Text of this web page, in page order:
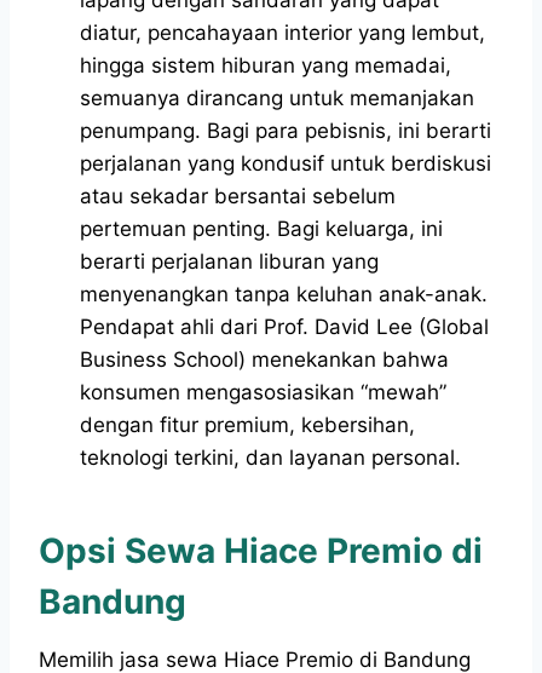
diatur, pencahayaan interior yang lembut,
hingga sistem hiburan yang memadai,
semuanya dirancang untuk memanjakan
penumpang. Bagi para pebisnis, ini berarti
perjalanan yang kondusif untuk berdiskusi
atau sekadar bersantai sebelum
pertemuan penting. Bagi keluarga, ini
berarti perjalanan liburan yang
menyenangkan tanpa keluhan anak-anak.
Pendapat ahli dari Prof. David Lee (Global
Business School) menekankan bahwa
konsumen mengasosiasikan “mewah”
dengan fitur premium, kebersihan,
teknologi terkini, dan layanan personal.
Opsi Sewa Hiace Premio di
Bandung
Memilih jasa sewa Hiace Premio di Bandung